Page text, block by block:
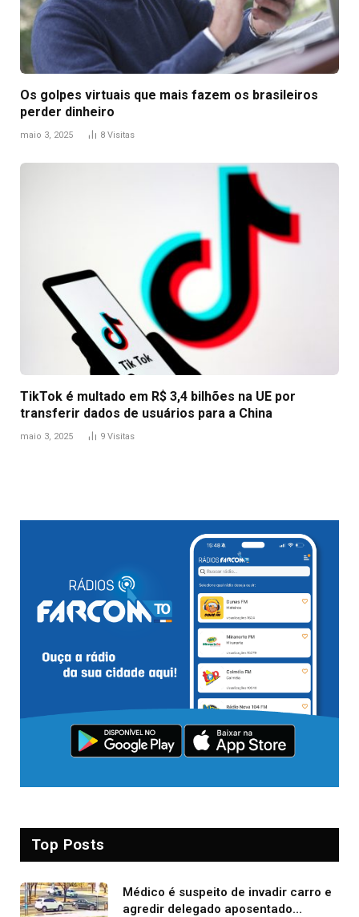
Os golpes virtuais que mais fazem os brasileiros
perder dinheiro
maio 3, 2025 8 Visitas
TikTok é multado em R$ 3,4 bilhões na UE por
transferir dados de usuários para a China
maio 3, 2025 9 Visitas
Top Posts
Médico é suspeito de invadir carro e
agredir delegado aposentado